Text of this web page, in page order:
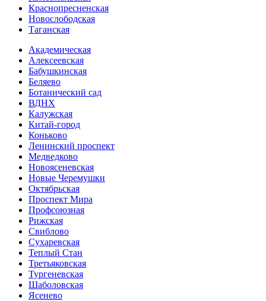
Краснопресненская
Новослободская
Таганская
Академическая
Алексеевская
Бабушкинская
Беляево
Ботанический сад
ВДНХ
Калужская
Китай-город
Коньково
Ленинский проспект
Медведково
Новоясе­невская
Новые Черемушки
Октябрьская
Проспект Мира
Профсоюзная
Рижская
Свиблово
Сухаревская
Теплый Стан
Третьяковская
Тургеневская
Шаболовская
Ясенево